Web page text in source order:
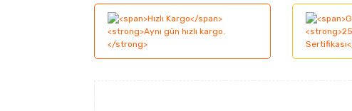
Ürün resmi kalitesiz, bozuk veya görüntülenemiyor.
Ürün açıklamasında eksik bilgiler bulunuyor.